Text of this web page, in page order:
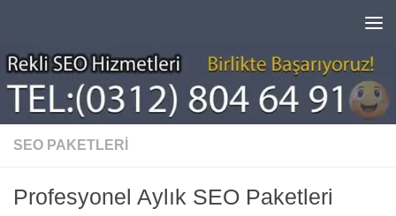
SEO PAKETLERI
Profesyonel Aylık SEO Paketleri